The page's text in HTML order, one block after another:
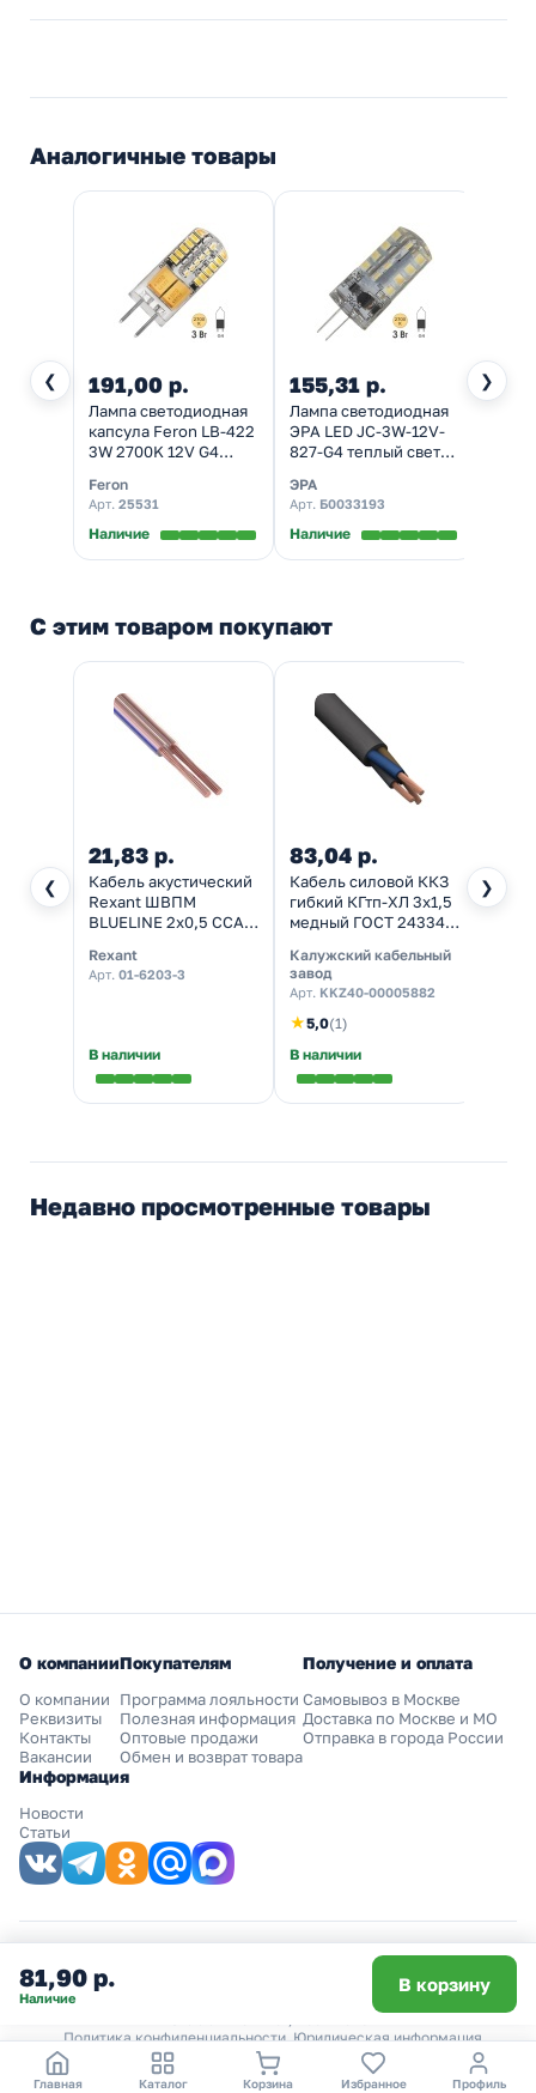
Аналогичные товары
❮ ❯
191,00 р.
Лампа светодиодная
капсула Feron LB-422
3W 2700K 12V G4
теплый свет
Feron
Арт. 25531
Наличие
155,31 р.
Лампа светодиодная
ЭРА LED JC-3W-12V-
827-G4 теплый свет
ЭРА
Арт. Б0033193
Наличие
С этим товаром покупают
❮ ❯
21,83 р.
Кабель акустический
Rexant ШВПМ
BLUELINE 2х0,5 CCA
Rexant
Арт. 01-6203-3
В наличии
83,04 р.
Кабель силовой ККЗ
гибкий КГтп-ХЛ 3х1,5
медный ГОСТ 24334-
Калужский кабельный
завод
Арт. KKZ40-00005882
★5,0(1)
В наличии
Недавно просмотренные товары
81,90 р.
Наличие
В корзину
О компании
О компании
Реквизиты
Контакты
Вакансии
Покупателям
Программа лояльности
Полезная информация
Оптовые продажи
Обмен и возврат товара
Получение и оплата
Самовывоз в Москве
Доставка по Москве и МО
Отправка в города России
Информация
Новости
Статьи
Политика конфиденциальности Юридическая информация
Главная Каталог Корзина Избранное Профиль